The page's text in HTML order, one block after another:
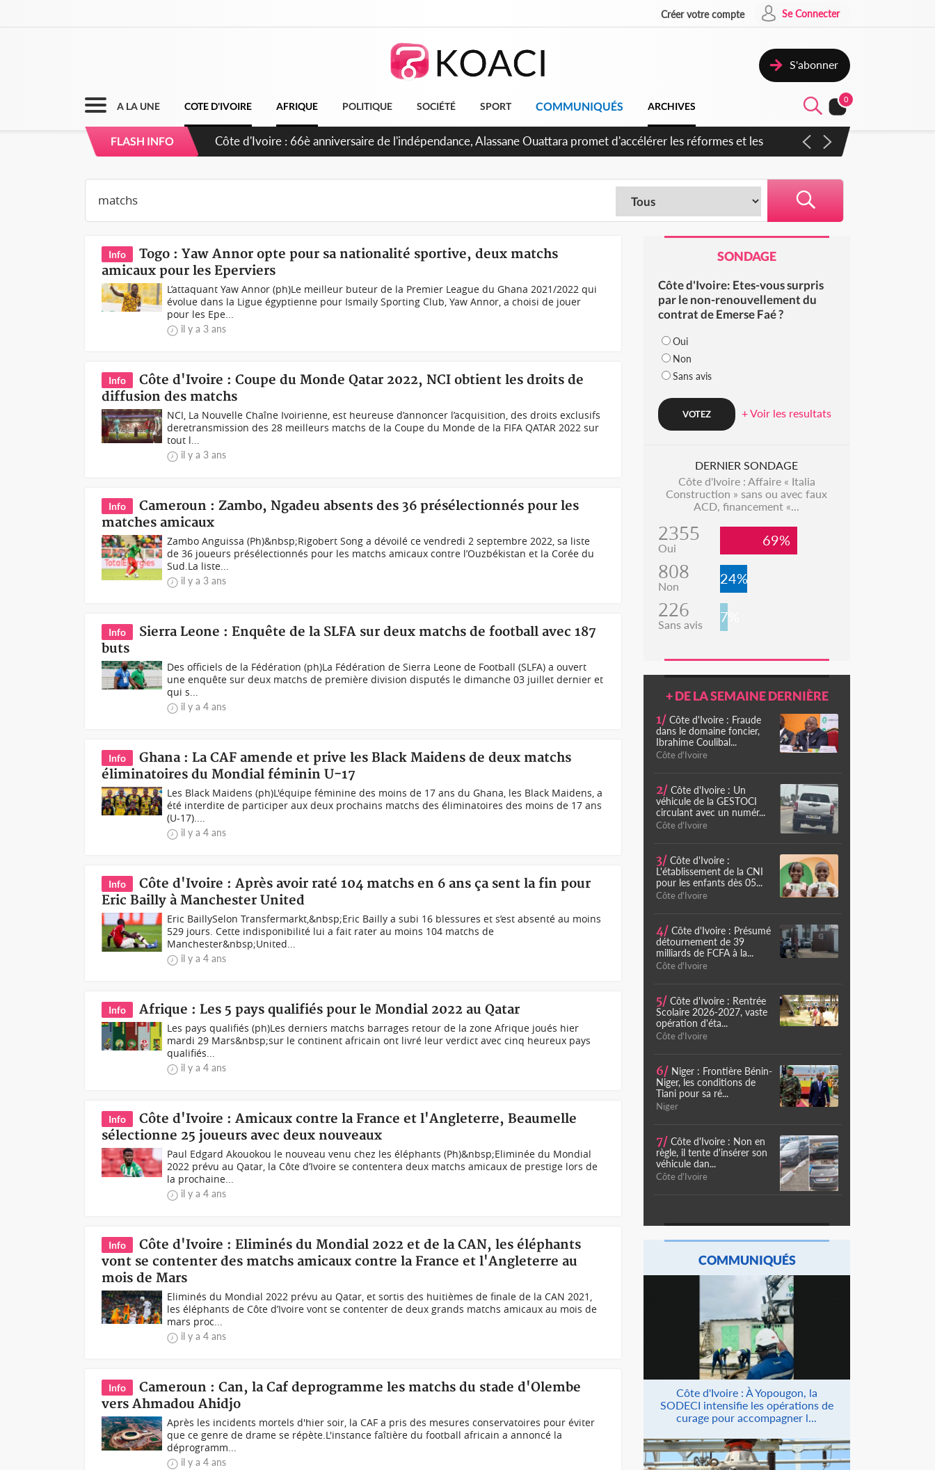
Créer votre compte Se Connecter
S'abonner
A LA UNE COTE D'IVOIRE AFRIQUE POLITIQUE SOCIÉTÉ SPORT COMMUNIQUÉS ARCHIVES
0
FLASH INFO
Côte d'Ivoire : 66è anniversaire de l'indépendance, Alassane Ouattara promet d'accélérer les réformes et les
Info
Togo : Yaw Annor opte pour sa nationalité sportive, deux matchs
amicaux pour les Eperviers
L’attaquant Yaw Annor (ph)Le meilleur buteur de la Premier League du Ghana 2021/2022 qui
évolue dans la Ligue égyptienne pour Ismaily Sporting Club, Yaw Annor, a choisi de jouer
pour les Epe...
il y a 3 ans
Info
Côte d'Ivoire : Coupe du Monde Qatar 2022, NCI obtient les droits de
diffusion des matchs
NCI, La Nouvelle Chaîne Ivoirienne, est heureuse d’annoncer l’acquisition, des droits exclusifs
deretransmission des 28 meilleurs matchs de la Coupe du Monde de la FIFA QATAR 2022 sur
tout l...
il y a 3 ans
Info
Cameroun : Zambo, Ngadeu absents des 36 présélectionnés pour les
matches amicaux
Zambo Anguissa (Ph)&nbsp;Rigobert Song a dévoilé ce vendredi 2 septembre 2022, sa liste
de 36 joueurs présélectionnés pour les matchs amicaux contre l’Ouzbékistan et la Corée du
Sud.La liste...
il y a 3 ans
Info
Sierra Leone : Enquête de la SLFA sur deux matchs de football avec 187
buts
Des officiels de la Fédération (ph)La Fédération de Sierra Leone de Football (SLFA) a ouvert
une enquête sur deux matchs de première division disputés le dimanche 03 juillet dernier et
qui s...
il y a 4 ans
Info
Ghana : La CAF amende et prive les Black Maidens de deux matchs
éliminatoires du Mondial féminin U-17
Les Black Maidens (ph)L'équipe féminine des moins de 17 ans du Ghana, les Black Maidens, a
été interdite de participer aux deux prochains matchs des éliminatoires des moins de 17 ans
(U-17)....
il y a 4 ans
Info
Côte d'Ivoire : Après avoir raté 104 matchs en 6 ans ça sent la fin pour
Eric Bailly à Manchester United
Eric BaillySelon Transfermarkt,&nbsp;Eric Bailly a subi 16 blessures et s’est absenté au moins
529 jours. Cette indisponibilité lui a fait rater au moins 104 matchs de
Manchester&nbsp;United...
il y a 4 ans
Info Afrique : Les 5 pays qualifiés pour le Mondial 2022 au Qatar
Les pays qualifiés (ph)Les derniers matchs barrages retour de la zone Afrique joués hier
mardi 29 Mars&nbsp;sur le continent africain ont livré leur verdict avec cinq heureux pays
qualifiés...
il y a 4 ans
Info
Côte d'Ivoire : Amicaux contre la France et l'Angleterre, Beaumelle
sélectionne 25 joueurs avec deux nouveaux
Paul Edgard Akouokou le nouveau venu chez les éléphants (Ph)&nbsp;Eliminée du Mondial
2022 prévu au Qatar, la Côte d’Ivoire se contentera deux matchs amicaux de prestige lors de
la prochaine...
il y a 4 ans
Info
Côte d'Ivoire : Eliminés du Mondial 2022 et de la CAN, les éléphants
vont se contenter des matchs amicaux contre la France et l'Angleterre au
mois de Mars
Eliminés du Mondial 2022 prévu au Qatar, et sortis des huitièmes de finale de la CAN 2021,
les éléphants de Côte d’Ivoire vont se contenter de deux grands matchs amicaux au mois de
mars proc...
il y a 4 ans
Info
Cameroun : Can, la Caf deprogramme les matchs du stade d'Olembe
vers Ahmadou Ahidjo
Après les incidents mortels d'hier soir, la CAF a pris des mesures conservatoires pour éviter
que ce genre de drame se répète.L'instance faîtière du football africain a annoncé la
déprogramm...
il y a 4 ans
SONDAGE
Côte d'Ivoire: Etes-vous surpris
par le non-renouvellement du
contrat de Emerse Faé ?
Oui
Non
Sans avis
+ Voir les resultats
DERNIER SONDAGE
Côte d'Ivoire : Affaire « Italia
Construction » sans ou avec faux
ACD, financement «...
2355
Oui 69%
808
Non 24%
226
Sans avis 7%
+ DE LA SEMAINE DERNIÈRE
1/ Côte d'Ivoire : Fraude
dans le domaine foncier,
Ibrahime Coulibal...
Côte d'Ivoire
2/ Côte d'Ivoire : Un
véhicule de la GESTOCI
circulant avec un numér...
Côte d'Ivoire
3/ Côte d'Ivoire :
L'établissement de la CNI
pour les enfants dès 05...
Côte d'Ivoire
4/ Côte d'Ivoire : Présumé
détournement de 39
milliards de FCFA à la...
Côte d'Ivoire
5/ Côte d'Ivoire : Rentrée
Scolaire 2026-2027, vaste
opération d'éta...
Côte d'Ivoire
6/ Niger : Frontière Bénin-
Niger, les conditions de
Tiani pour sa ré...
Niger
7/ Côte d'Ivoire : Non en
règle, il tente d'insérer son
véhicule dan...
Côte d'Ivoire
COMMUNIQUÉS
Côte d'Ivoire : À Yopougon, la
SODECI intensifie les opérations de
curage pour accompagner l...